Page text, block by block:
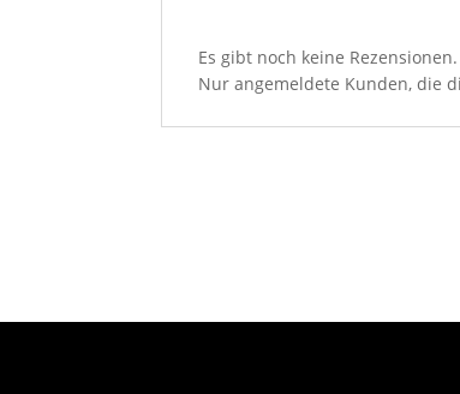
Es gibt noch keine Rezensionen.
Nur angemeldete Kunden, die